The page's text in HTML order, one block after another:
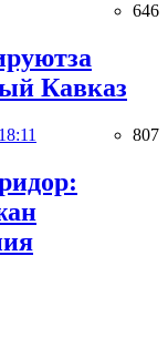
646
Кавказ
807